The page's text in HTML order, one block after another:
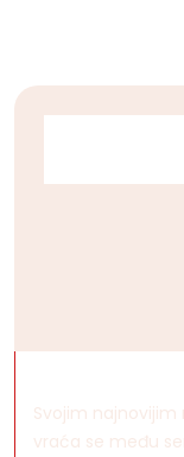
Svojim
vraća se među